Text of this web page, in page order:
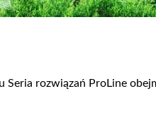
rozwiązań ProLine